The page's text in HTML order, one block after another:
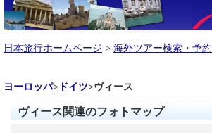
日本旅行ホームページ > 海外ツアー検索・予約
ヨーロッパ> ドイツ>ヴィース
ヴィース関連のフォトマップ